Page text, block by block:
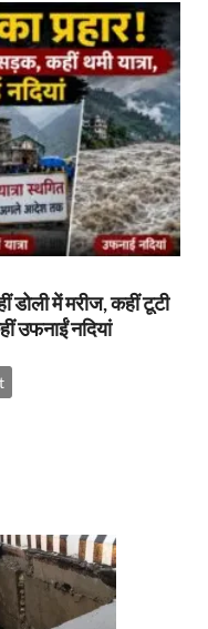
में मरीज, कहीं टूटी
उफनाईं नदियां